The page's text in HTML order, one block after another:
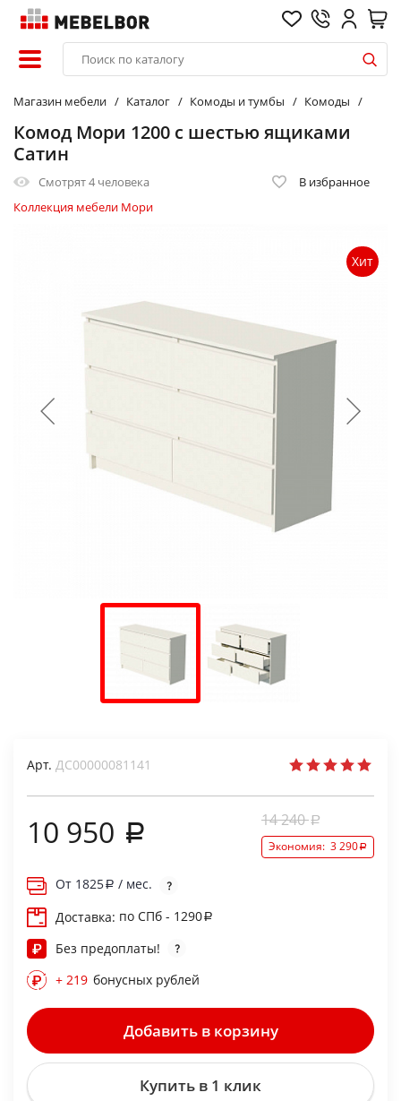
Магазин мебели Каталог Комоды и тумбы Комоды
Комод Мори 1200 с шестью ящиками
Сатин
Смотрят4 человека
В избранное
Коллекция мебели Мори
Хит
Арт. ДС00000081141
10 950 14 240
Экономия: 3 290
От 1825
/ мес.
Доставка: по СПб - 1290
Без предоплаты!
+ 219 бонусных рублей
Добавить в корзину
Купить в 1 клик